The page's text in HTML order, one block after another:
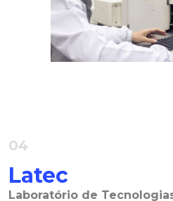
04
Latec
Laboratório de